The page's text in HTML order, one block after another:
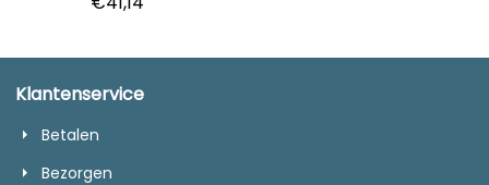
Klantenservice
Betalen
Bezorgen